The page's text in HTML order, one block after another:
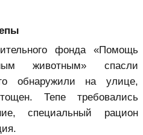
фонда «Помощь
животным» спасли
обнаружили на улице,
Тепе требовались
специальный рацион